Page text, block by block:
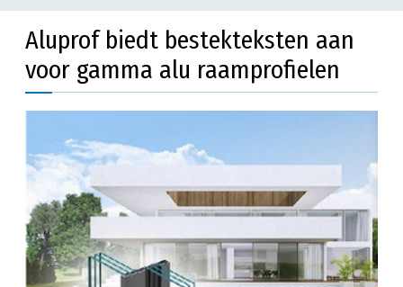
Aluprof biedt bestekteksten aan
voor gamma alu raamprofielen